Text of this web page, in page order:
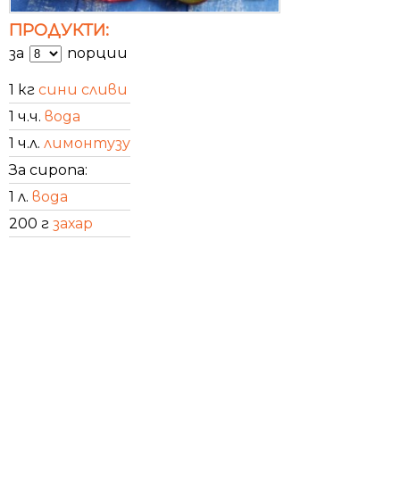
ПРОДУКТИ:
за порции
1 кг сини сливи
1 ч.ч. вода
1 ч.л. лимонтузу
За сиропа:
1 л. вода
200 г захар